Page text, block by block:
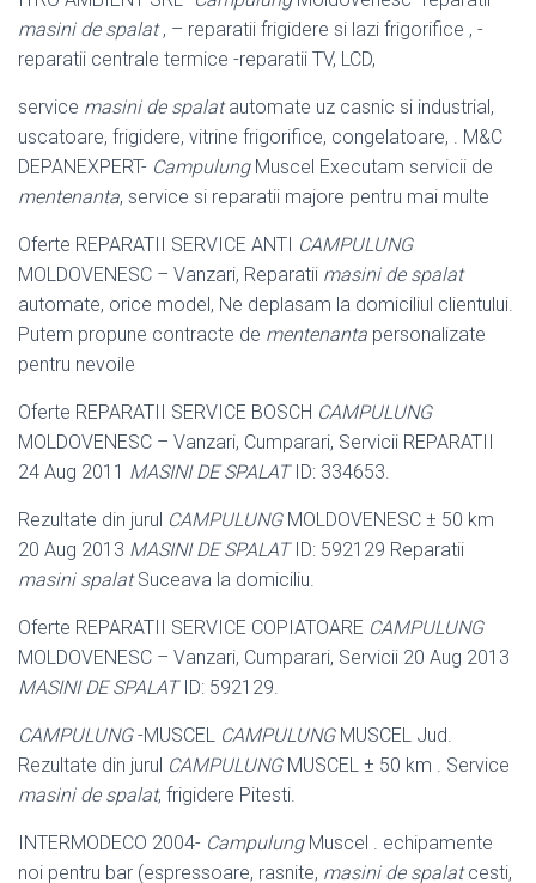
masini de spalat, – reparatii frigidere si lazi frigorifice , -
reparatii centrale termice -reparatii TV, LCD,
service masini de spalatautomate uz casnic si industrial,
uscatoare, frigidere, vitrine frigorifice, congelatoare, . M&C
DEPANEXPERT- CampulungMuscel Executam servicii de
mentenanta, service si reparatii majore pentru mai multe
Oferte REPARATII SERVICE ANTI CAMPULUNG
MOLDOVENESC – Vanzari, Reparatii masini de spalat
automate, orice model, Ne deplasam la domiciliul clientului.
Putem propune contracte de mentenanta personalizate
pentru nevoile
Oferte REPARATII SERVICE BOSCH CAMPULUNG
MOLDOVENESC – Vanzari, Cumparari, Servicii REPARATII
24 Aug 2011 MASINI DE SPALATID: 334653.
Rezultate din jurul CAMPULUNGMOLDOVENESC ± 50 km
20 Aug 2013 MASINI DE SPALATID: 592129 Reparatii
masini spalatSuceava la domiciliu.
Oferte REPARATII SERVICE COPIATOARE CAMPULUNG
MOLDOVENESC – Vanzari, Cumparari, Servicii 20 Aug 2013
MASINI DE SPALATID: 592129.
CAMPULUNG-MUSCEL CAMPULUNGMUSCEL Jud.
Rezultate din jurul CAMPULUNGMUSCEL ± 50 km . Service
masini de spalat, frigidere Pitesti.
INTERMODECO 2004- CampulungMuscel . echipamente
noi pentru bar (espressoare, rasnite, masini de spalatcesti,